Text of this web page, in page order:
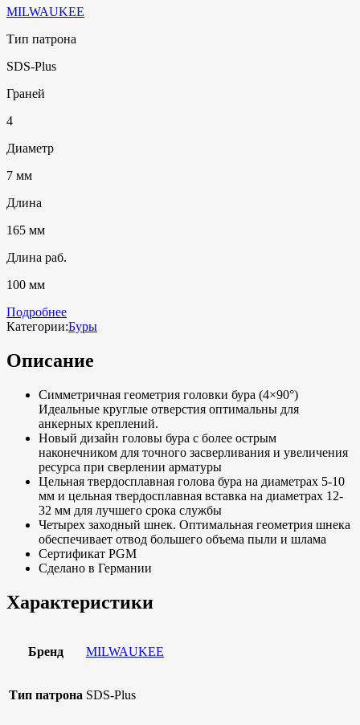
MILWAUKEE
Тип патрона
SDS-Plus
Граней
4
Диаметр
7 мм
Длина
165 мм
Длина раб.
100 мм
Подробнее
Категории:Буры
Описание
Симметричная геометрия головки бура (4×90°)
Идеальные круглые отверстия оптимальны для
анкерных креплений.
Новый дизайн головы бура с более острым
наконечником для точного засверливания и увеличения
ресурса при сверлении арматуры
Цельная твердосплавная голова бура на диаметрах 5-10
мм и цельная твердосплавная вставка на диаметрах 12-
32 мм для лучшего срока службы
Четырех заходный шнек. Оптимальная геометрия шнека
обеспечивает отвод большего объема пыли и шлама
Сертификат PGM
Сделано в Германии
Характеристики
Бренд MILWAUKEE
Тип патрона SDS-Plus